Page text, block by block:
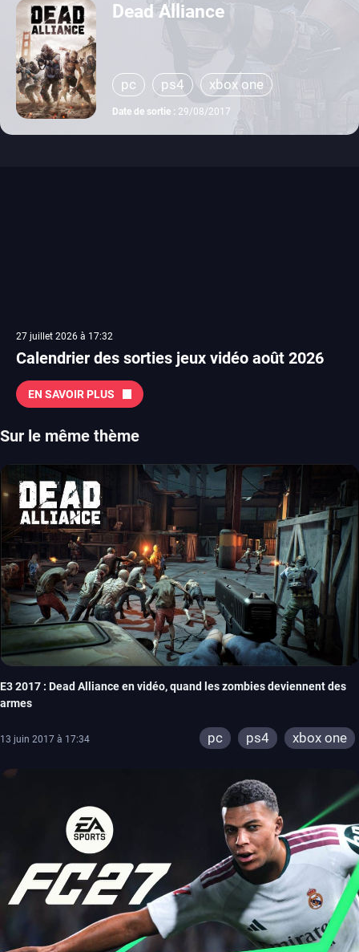
Dead Alliance
pc ps4 xbox one
Date de sortie : 29/08/2017
27 juillet 2026 à 17:32
Calendrier des sorties jeux vidéo août 2026
EN SAVOIR PLUS
Sur le même thème
E3 2017 : Dead Alliance en vidéo, quand les zombies deviennent des
armes
13 juin 2017 à 17:34 pc ps4 xbox one